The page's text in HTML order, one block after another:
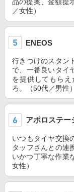
／女性）
ENEOS
行きつけのスタン
で、一番良いタイ
を提供してもら
ろ。（50代／男性）
アポロステー
いつもタイヤ交換
タッフさんとの連
いかつ丁寧な作業
女性）